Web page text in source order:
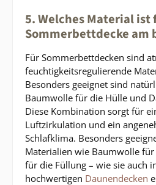
5. Welches Material ist
Sommerbettdecke am
Für Sommerbettdecken sind
feuchtigkeitsregulierende
Besonders geeignet sind
Baumwolle für die Hülle und
Diese Kombination sorgt für
Luftzirkulation und ein
Schlafklima. Besonders
Materialien wie Baumwolle
für die Füllung – wie sie auch
hochwertigen Daunendecken